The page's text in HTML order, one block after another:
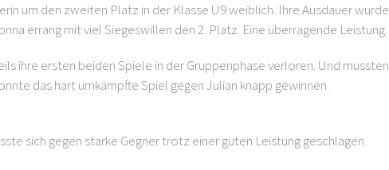
um den zweiten Platz in der Klasse U9 weiblich. Ihre Ausdauer wurde
errang mit viel Siegeswillen den 2. Platz. Eine überragende Leistung.
ihre ersten beiden Spiele in der Gruppenphase verloren. Und mussten
das hart umkämpfte Spiel gegen Julian knapp gewinnen.
sich gegen starke Gegner trotz einer guten Leistung geschlagen